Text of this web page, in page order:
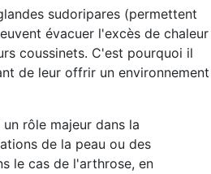
sudoripares (permettent
évacuer l'excès de chaleur
coussinets. C'est pourquoi il
de leur offrir un environnement
rôle majeur dans la
de la peau ou des
le cas de l'arthrose, en